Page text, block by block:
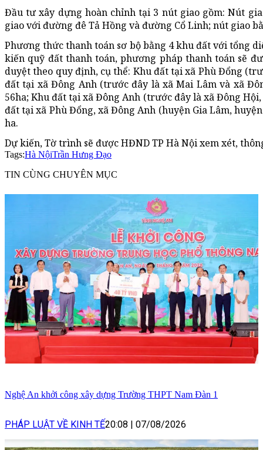
Đầu tư xây dựng hoàn chỉnh tại 3 nút giao gồm: Nút
giao với đường đê Tả Hồng và đường Cổ Linh; nút giao
Phương thức thanh toán sơ bộ bằng 4 khu đất với tổng
kiến quỹ đất thanh toán, phương pháp thanh toán sẽ
duyệt theo quy định, cụ thể: Khu đất tại xã Phù Đổng
đất tại xã Đông Anh (trước đây là xã Mai Lâm và xã
56ha; Khu đất tại xã Đông Anh (trước đây là xã Đông
đất tại xã Phù Đổng, xã Đông Anh (huyện Gia Lâm,
ha.
Dự kiến, Tờ trình sẽ được HĐND TP Hà Nội xem xét,
Tags:Hà NộiTrần Hưng Đạo
TIN CÙNG CHUYÊN MỤC
Nghệ An khởi công xây dựng Trường THPT Nam Đàn 1
PHÁP LUẬT VỀ KINH TẾ20:08 07/08/2026